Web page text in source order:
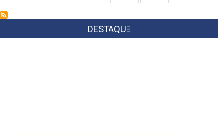
DESTAQUE